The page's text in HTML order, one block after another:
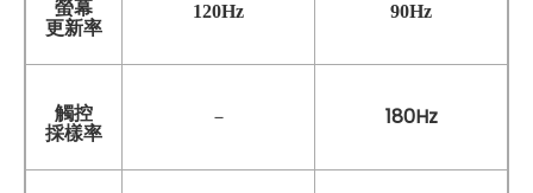
螢幕
更新率
120Hz 90Hz
觸控
採樣率
－ 180Hz